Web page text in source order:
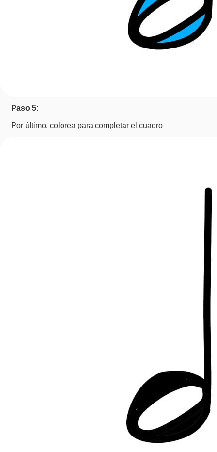
Paso 5:
Por último, colorea para completar el cuadro